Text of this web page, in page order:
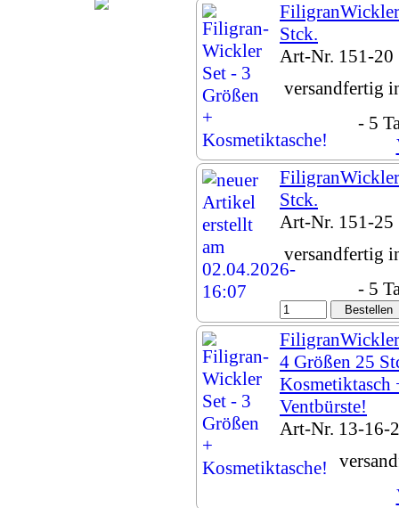
Stck.
Art-Nr. 151-20
versandfertig
- 5
Stck.
Art-Nr. 151-25
versandfertig
- 5
4 Größen 25
Kosmetiktasch
Ventbürste!
Art-Nr. 13-16-